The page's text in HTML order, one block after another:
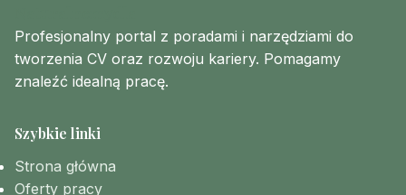
Profesjonalny portal z poradami i narzędziami do
tworzenia CV oraz rozwoju kariery. Pomagamy
znaleźć idealną pracę.
Szybkie linki
Strona główna
Oferty pracy